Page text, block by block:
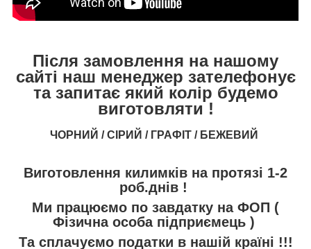
Після замовлення на нашому
сайті наш менеджер зателефонує
та запитає який колір будемо
виготовляти !
ЧОРНИЙ / СІРИЙ / ГРАФІТ / БЕЖЕВИЙ
Виготовлення килимків на протязі 1-2
роб.днів !
Ми працюємо по завдатку на ФОП (
Фізична особа підприємець )
Та сплачуємо податки в нашій країні !!!